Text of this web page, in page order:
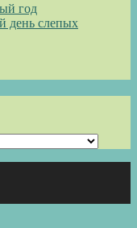
год
день слепых